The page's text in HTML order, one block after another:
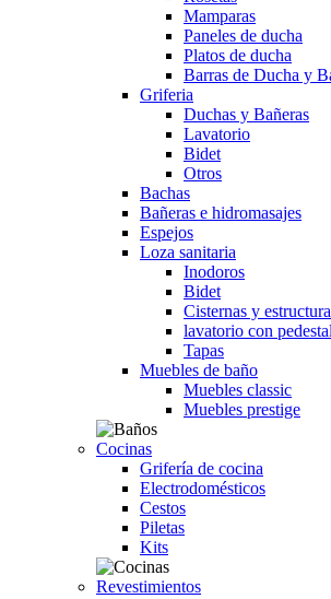
Mamparas
Paneles de ducha
Platos de ducha
Barras de Ducha y
Griferia
Duchas y Bañeras
Lavatorio
Bidet
Otros
Bachas
Bañeras e hidromasajes
Espejos
Loza sanitaria
Inodoros
Bidet
Cisternas y
lavatorio con pedestal
Tapas
Muebles de baño
Muebles classic
Muebles prestige
Cocinas
Grifería de cocina
Electrodomésticos
Cestos
Piletas
Kits
Revestimientos